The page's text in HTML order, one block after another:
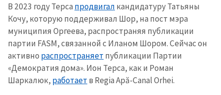
В 2023 году Терса продвигал кандидатуру Татьяны
Кочу, которую поддерживал Шор, на пост мэра
муниципия Оргеева, распространяя публикации
партии FASM, связанной с Иланом Шором. Сейчас он
активно распространяет публикации Партии
«Демократия дома». Ион Терса, как и Роман
Шаркалюк, работает в Regia Apă-Canal Orhei.